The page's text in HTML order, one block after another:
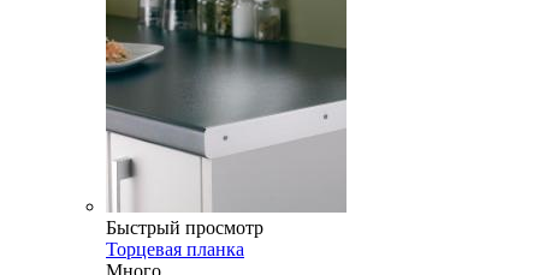
Быстрый просмотр
Торцевая планка